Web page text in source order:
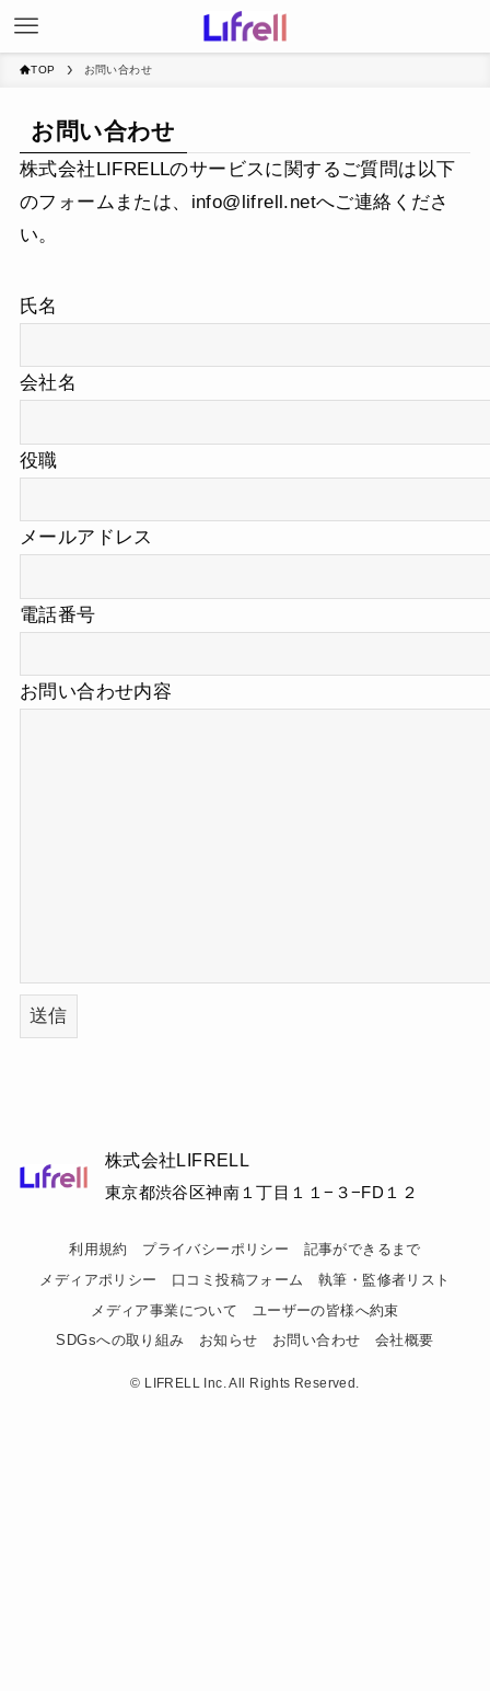
TOP お問い合わせ
お問い合わせ
株式会社LIFRELLのサービスに関するご質問は以下
のフォームまたは、 info@lifrell.netへご連絡くださ
い。
氏名
会社名
役職
メールアドレス
電話番号
お問い合わせ内容
株式会社LIFRELL
東京都渋谷区神南１丁目１１−３−FD１２
利用規約 プライバシーポリシー
記事ができるまで
メディアポリシー
口コミ投稿フォーム
執筆・監修者リスト
メディア事業について
ユーザーの皆様へ約束
SDGsへの取り組み
お知らせ お問い合わせ 会社概要
© LIFRELL Inc. All Rights Reserved.